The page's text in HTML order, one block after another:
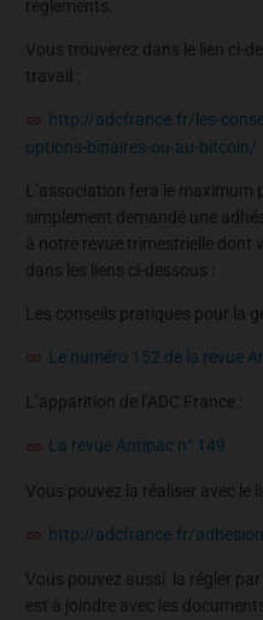
règlements.
Vous trouverez dans le lien ci-
travail :
http://adcfrance.fr/les-
options-binaires-ou-au-bitcoin/
L’association fera le maximum
simplement demandé une
à notre revue trimestrielle dont
dans les liens ci-dessous :
Les conseils pratiques pour la
Le numéro 152 de la revue
L’apparition de l’ADC France :
La revue Antipac n° 149
Vous pouvez la réaliser avec le
http://adcfrance.fr/
Vous pouvez aussi la régler par
est à joindre avec les